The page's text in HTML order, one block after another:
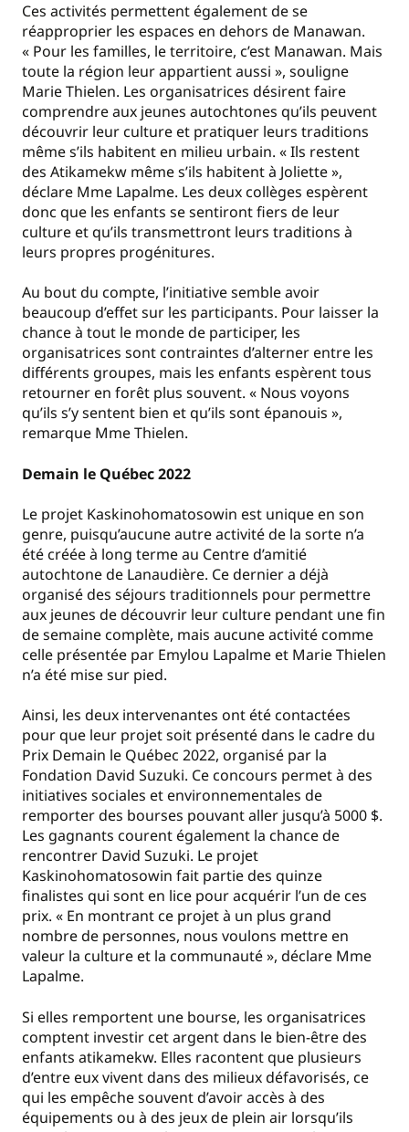
Ces activités permettent également de se
réapproprier les espaces en dehors de Manawan.
« Pour les familles, le territoire, c’est Manawan. Mais
toute la région leur appartient aussi », souligne
Marie Thielen. Les organisatrices désirent faire
comprendre aux jeunes autochtones qu’ils peuvent
découvrir leur culture et pratiquer leurs traditions
même s’ils habitent en milieu urbain. « Ils restent
des Atikamekw même s’ils habitent à Joliette »,
déclare Mme Lapalme. Les deux collèges espèrent
donc que les enfants se sentiront fiers de leur
culture et qu’ils transmettront leurs traditions à
leurs propres progénitures.
Au bout du compte, l’initiative semble avoir
beaucoup d’effet sur les participants. Pour laisser la
chance à tout le monde de participer, les
organisatrices sont contraintes d’alterner entre les
différents groupes, mais les enfants espèrent tous
retourner en forêt plus souvent. « Nous voyons
qu’ils s’y sentent bien et qu’ils sont épanouis »,
remarque Mme Thielen.
Demain le Québec 2022
Le projet Kaskinohomatosowin est unique en son
genre, puisqu’aucune autre activité de la sorte n’a
été créée à long terme au Centre d’amitié
autochtone de Lanaudière. Ce dernier a déjà
organisé des séjours traditionnels pour permettre
aux jeunes de découvrir leur culture pendant une fin
de semaine complète, mais aucune activité comme
celle présentée par Emylou Lapalme et Marie Thielen
n’a été mise sur pied.
Ainsi, les deux intervenantes ont été contactées
pour que leur projet soit présenté dans le cadre du
Prix Demain le Québec 2022, organisé par la
Fondation David Suzuki. Ce concours permet à des
initiatives sociales et environnementales de
remporter des bourses pouvant aller jusqu’à 5000 $.
Les gagnants courent également la chance de
rencontrer David Suzuki. Le projet
Kaskinohomatosowin fait partie des quinze
finalistes qui sont en lice pour acquérir l’un de ces
prix. « En montrant ce projet à un plus grand
nombre de personnes, nous voulons mettre en
valeur la culture et la communauté », déclare Mme
Lapalme.
Si elles remportent une bourse, les organisatrices
comptent investir cet argent dans le bien-être des
enfants atikamekw. Elles racontent que plusieurs
d’entre eux vivent dans des milieux défavorisés, ce
qui les empêche souvent d’avoir accès à des
équipements ou à des jeux de plein air lorsqu’ils